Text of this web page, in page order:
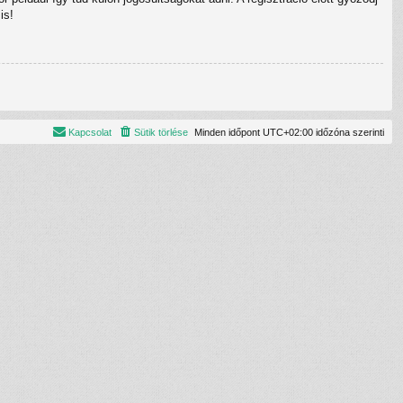
Minden időpont UTC+02:00 időzóna szerinti
Sütik törlése
Kapcsolat